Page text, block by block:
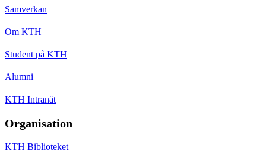
Samverkan
Om KTH
Student på KTH
Alumni
KTH Intranät
Organisation
KTH Biblioteket